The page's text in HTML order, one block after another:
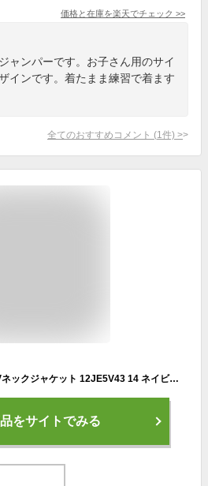
価格と在庫を楽天でチェック >>
ャンパーです。お子さん用のサイ
インです。着たまま練習で着ます
全てのおすすめコメント (1 件) >
MIZUNO(ミズノ) ジュニア Vネックジャケット 12JE5V43 14 ネイビー×レッド 150
をサイトでみる